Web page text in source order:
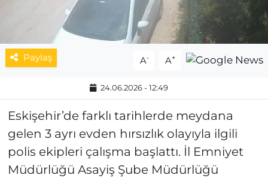
Paylaş A- A+
24.06.2026 - 12:49
Eskişehir’de farklı tarihlerde meydana
gelen 3 ayrı evden hırsızlık olayıyla ilgili
polis ekipleri çalışma başlattı. İl Emniyet
Müdürlüğü Asayiş Şube Müdürlüğü